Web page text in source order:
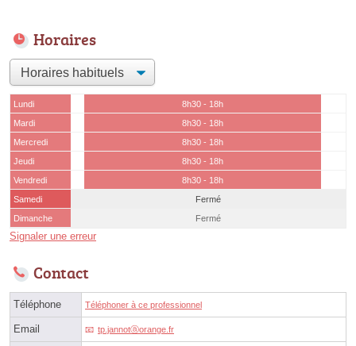
Horaires
Lundi
8h30 - 18h
Mardi
8h30 - 18h
Mercredi
8h30 - 18h
Jeudi
8h30 - 18h
Vendredi
8h30 - 18h
Samedi
Fermé
Dimanche
Fermé
Signaler une erreur
Contact
Téléphone Téléphoner à ce professionnel
Email tp.jannotⓐorange.fr